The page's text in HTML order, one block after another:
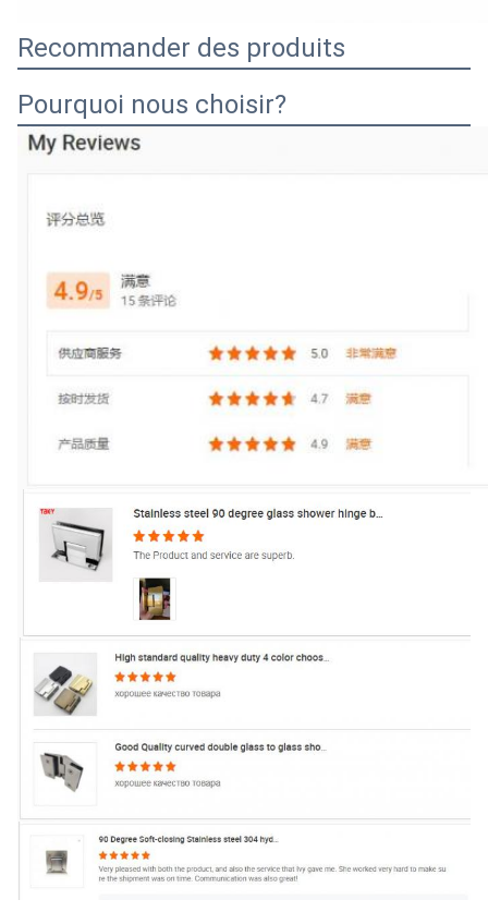
Recommander des produits
Pourquoi nous choisir?